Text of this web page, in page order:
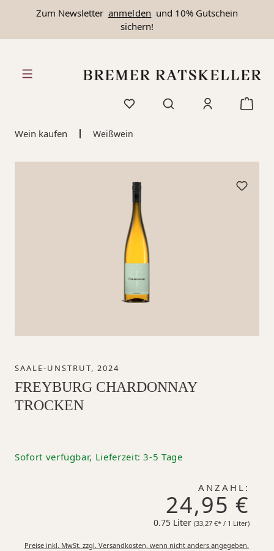
springen
Zum Newsletter anmelden und 10% Gutschein
sichern!
Wein kaufen Weißwein
SAALE-UNSTRUT, 2024
FREYBURG CHARDONNAY
TROCKEN
Sofort verfügbar, Lieferzeit: 3-5 Tage
ANZAHL:
24,95 €
0.75 Liter (33,27 €* / 1 Liter)33,27
Preise inkl. MwSt. zzgl. Versandkosten, wenn nicht anders angegeben.